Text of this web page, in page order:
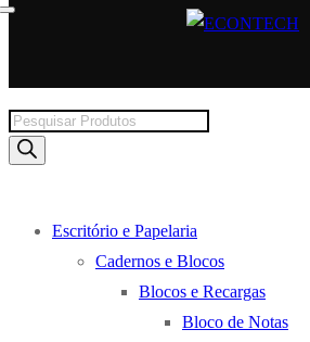
Products
search
Escritório e Papelaria
Cadernos e Blocos
Blocos e Recargas
Bloco de Notas